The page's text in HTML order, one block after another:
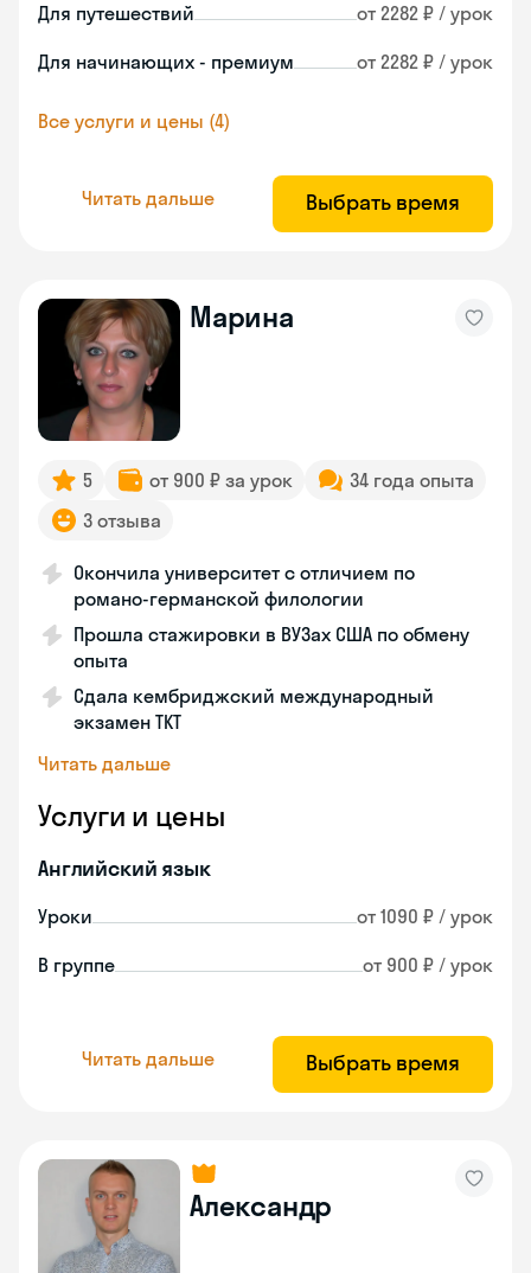
Для путешествий от 2282 ₽ / урок
Для начинающих - премиум от 2282 ₽ / урок
Все услуги и цены (4)
Читать дальше Выбрать время
Марина
5 от 900 ₽ за урок
34 года опыта
3 отзыва
Окончила университет с отличием по
романо-германской филологии
Прошла стажировки в ВУЗах США по обмену
опыта
Сдала кембриджский международный
экзамен TKT
Читать дальше
Услуги и цены
Английский язык
Уроки от 1090 ₽ / урок
В группе от 900 ₽ / урок
Читать дальше Выбрать время
Александр